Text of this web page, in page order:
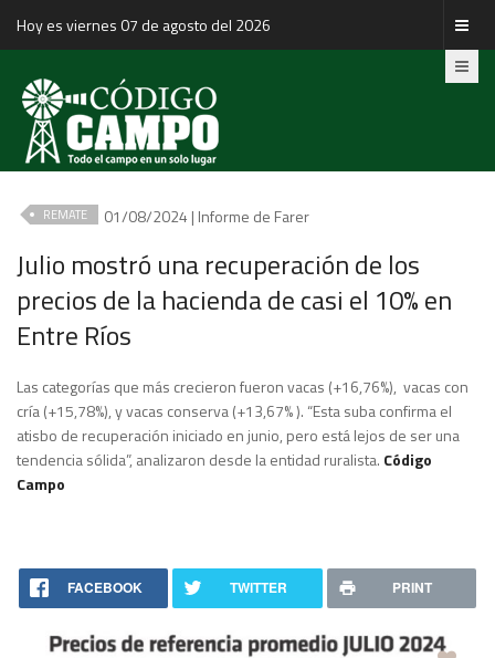
Hoy es viernes 07 de agosto del 2026
REMATE 01/08/2024 | Informe de Farer
Julio mostró una recuperación de los
precios de la hacienda de casi el 10% en
Entre Ríos
Las categorías que más crecieron fueron vacas (+16,76%), vacas con
cría (+15,78%), y vacas conserva (+13,67% ). “Esta suba confirma el
atisbo de recuperación iniciado en junio, pero está lejos de ser una
tendencia sólida”, analizaron desde la entidad ruralista. Código
Campo
FACEBOOK TWITTER PRINT